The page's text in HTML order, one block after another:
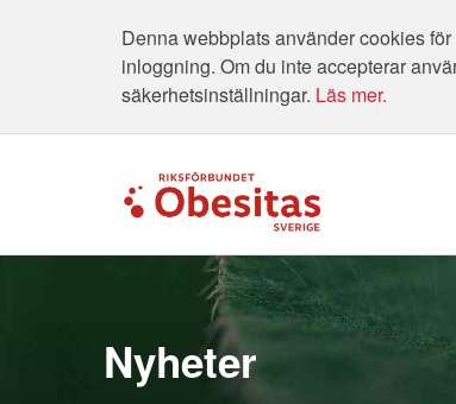
Denna webbplats använder cookies
inloggning. Om du inte accepterar
säkerhetsinställningar. Läs mer.
Nyheter